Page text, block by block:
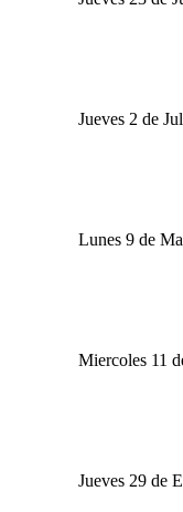
Jueves 2 de
Lunes 9 de
Miercoles 11
Jueves 29 de